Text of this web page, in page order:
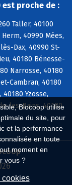
Biocoop utilise
du site, pour
et la performance
en toute
moment en
vous ?
cookies
proche de :
Taller, 40100
40990 Mées,
Dax, 40990 St-
40180 Bénesse-
Narrosse, 40180
Cambran, 40180
Yzosse,
les-Bains, 40180